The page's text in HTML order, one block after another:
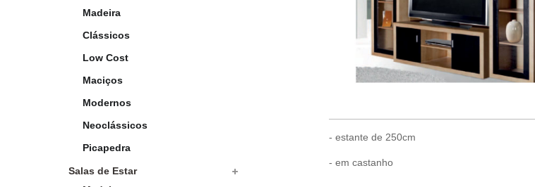
- estante de 250cm
- em castanho
Madeira
Clássicos
Low Cost
Maciços
Modernos
Neoclássicos
Picapedra
Salas de Estar